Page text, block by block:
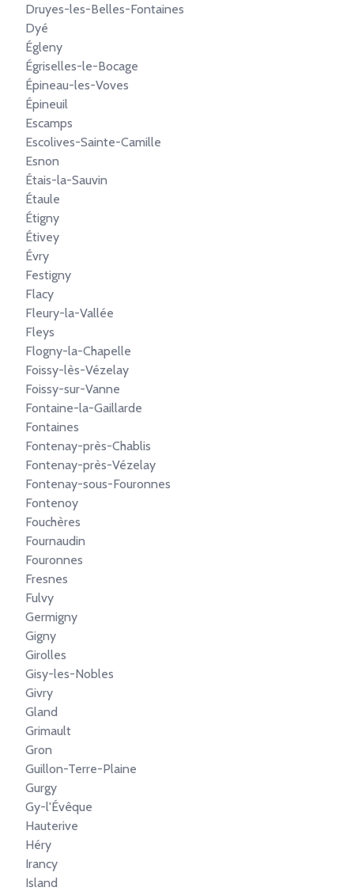
Druyes-les-Belles-Fontaines
Dyé
Égleny
Égriselles-le-Bocage
Épineau-les-Voves
Épineuil
Escamps
Escolives-Sainte-Camille
Esnon
Étais-la-Sauvin
Étaule
Étigny
Étivey
Évry
Festigny
Flacy
Fleury-la-Vallée
Fleys
Flogny-la-Chapelle
Foissy-lès-Vézelay
Foissy-sur-Vanne
Fontaine-la-Gaillarde
Fontaines
Fontenay-près-Chablis
Fontenay-près-Vézelay
Fontenay-sous-Fouronnes
Fontenoy
Fouchères
Fournaudin
Fouronnes
Fresnes
Fulvy
Germigny
Gigny
Girolles
Gisy-les-Nobles
Givry
Gland
Grimault
Gron
Guillon-Terre-Plaine
Gurgy
Gy-l'Évêque
Hauterive
Héry
Irancy
Island